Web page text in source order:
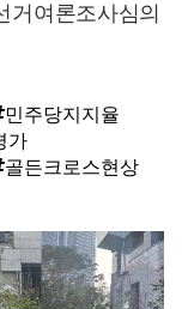
거여론조사심의
민주당지지율
가
골든크로스현상